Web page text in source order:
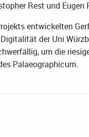
Rest und
entwickelten
der Uni
um die
Palaeographicum.